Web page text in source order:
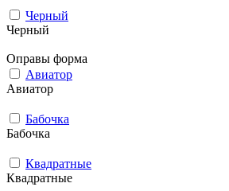
Черный
Черный
Оправы форма
Авиатор
Авиатор
Бабочка
Бабочка
Квадратные
Квадратные